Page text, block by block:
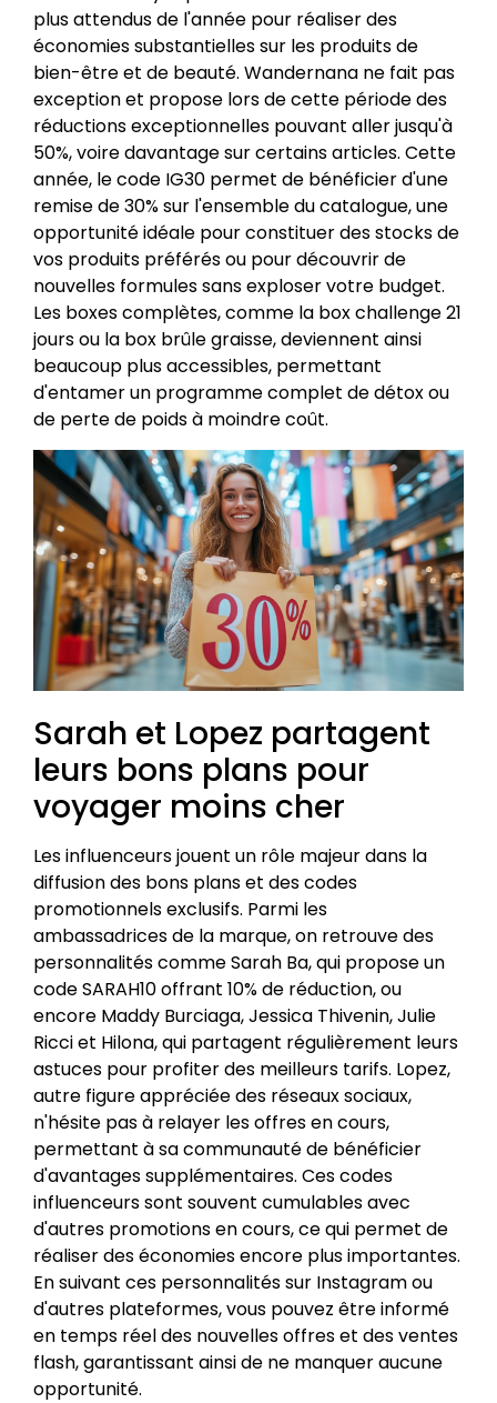
plus attendus de l'année pour réaliser des
économies substantielles sur les produits de
bien-être et de beauté. Wandernana ne fait pas
exception et propose lors de cette période des
réductions exceptionnelles pouvant aller jusqu'à
50%, voire davantage sur certains articles. Cette
année, le code IG30 permet de bénéficier d'une
remise de 30% sur l'ensemble du catalogue, une
opportunité idéale pour constituer des stocks de
vos produits préférés ou pour découvrir de
nouvelles formules sans exploser votre budget.
Les boxes complètes, comme la box challenge 21
jours ou la box brûle graisse, deviennent ainsi
beaucoup plus accessibles, permettant
d'entamer un programme complet de détox ou
de perte de poids à moindre coût.
Sarah et Lopez partagent
leurs bons plans pour
voyager moins cher
Les influenceurs jouent un rôle majeur dans la
diffusion des bons plans et des codes
promotionnels exclusifs. Parmi les
ambassadrices de la marque, on retrouve des
personnalités comme Sarah Ba, qui propose un
code SARAH10 offrant 10% de réduction, ou
encore Maddy Burciaga, Jessica Thivenin, Julie
Ricci et Hilona, qui partagent régulièrement leurs
astuces pour profiter des meilleurs tarifs. Lopez,
autre figure appréciée des réseaux sociaux,
n'hésite pas à relayer les offres en cours,
permettant à sa communauté de bénéficier
d'avantages supplémentaires. Ces codes
influenceurs sont souvent cumulables avec
d'autres promotions en cours, ce qui permet de
réaliser des économies encore plus importantes.
En suivant ces personnalités sur Instagram ou
d'autres plateformes, vous pouvez être informé
en temps réel des nouvelles offres et des ventes
flash, garantissant ainsi de ne manquer aucune
opportunité.